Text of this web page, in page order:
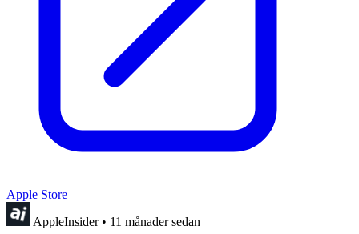
Apple Store
AppleInsider • 11 månader sedan